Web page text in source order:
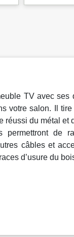
TV avec ses
votre salon. Il
réussi du métal et
de
câbles et
d’usure du